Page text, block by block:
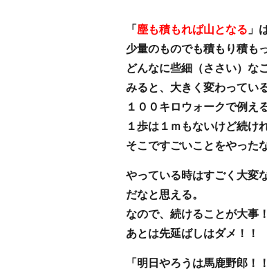
「 塵も積もれば山となる 」
少量のものでも積もり積も
どんなに些細（ささい）な
みると、大きく変わっている
１００キロウォークで例え
１歩は１ｍもないけど続け
そこですごいことをやった
やっている時はすごく大変
だなと思える。
なので、続けることが大事
あとは先延ばしはダメ！！
「明日やろうは馬鹿野郎！